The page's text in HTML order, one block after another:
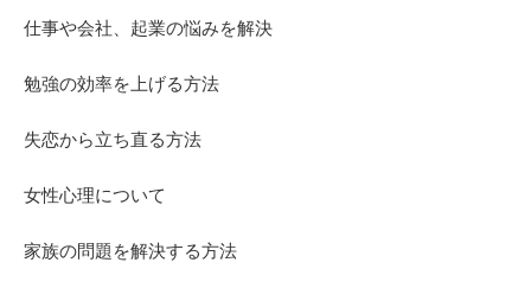
仕事や会社、起業の悩みを解決
勉強の効率を上げる方法
失恋から立ち直る方法
女性心理について
家族の問題を解決する方法